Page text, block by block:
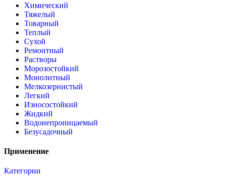
Химический
Тяжелый
Товарный
Теплый
Сухой
Ремонтный
Растворы
Морозостойкий
Монолитный
Мелкозернистый
Легкий
Износостойкий
Жидкий
Водонепроницаемый
Безусадочный
Применение
Категории